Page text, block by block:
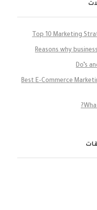
Top 10 Marketing
Reasons why
Do’s
Best E-Commerce